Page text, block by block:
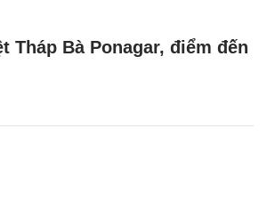
Tháp Bà Ponagar, điểm đến